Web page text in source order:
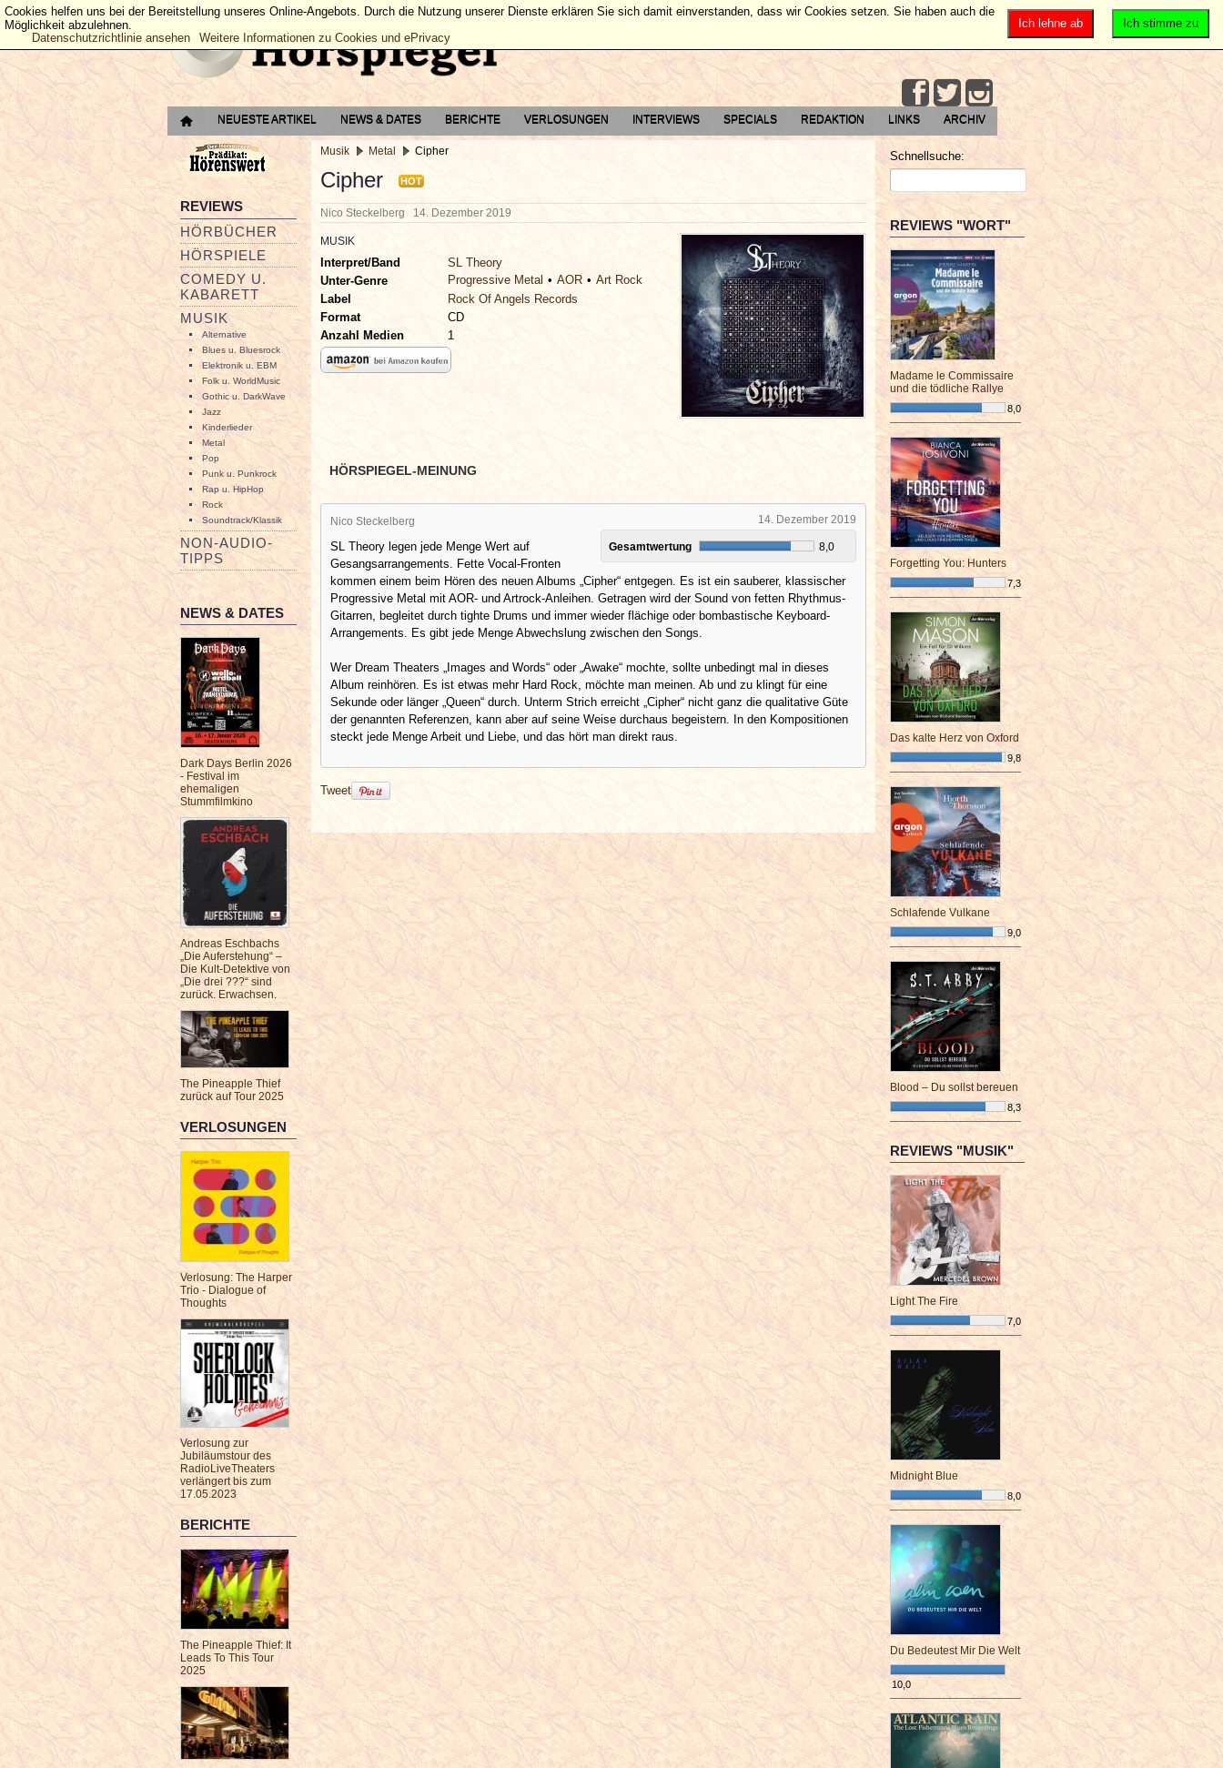
NEUESTE ARTIKEL NEWS & DATES BERICHTE VERLOSUNGEN INTERVIEWS SPECIALS REDAKTION LINKS ARCHIV
REVIEWS
HÖRBÜCHER
HÖRSPIELE
COMEDY U.
KABARETT
MUSIK
Alternative
Blues u. Bluesrock
Elektronik u. EBM
Folk u. WorldMusic
Gothic u. DarkWave
Jazz
Kinderlieder
Metal
Pop
Punk u. Punkrock
Rap u. HipHop
Rock
Soundtrack/Klassik
NON-AUDIO-
TIPPS
NEWS & DATES
Dark Days Berlin 2026
- Festival im
ehemaligen
Stummfilmkino
Andreas Eschbachs
„Die Auferstehung“ –
Die Kult-Detektive von
„Die drei ???“ sind
zurück. Erwachsen.
The Pineapple Thief
zurück auf Tour 2025
VERLOSUNGEN
Verlosung: The Harper
Trio - Dialogue of
Thoughts
Verlosung zur
Jubiläumstour des
RadioLiveTheaters
verlängert bis zum
17.05.2023
BERICHTE
The Pineapple Thief: It
Leads To This Tour
2025
Musik Metal Cipher
Cipher HOT
Nico Steckelberg 14. Dezember 2019
MUSIK
Interpret/Band
SL Theory
Unter-Genre
Progressive Metal AOR
Art Rock
Label
Rock Of Angels Records
Format
CD
Anzahl Medien
1
HÖRSPIEGEL-MEINUNG
14. Dezember 2019
Nico Steckelberg
Gesamtwertung 8,0
SL Theory legen jede Menge Wert auf
Gesangsarrangements. Fette Vocal-Fronten
kommen einem beim Hören des neuen Albums „Cipher“ entgegen. Es ist ein sauberer, klassischer
Progressive Metal mit AOR- und Artrock-Anleihen. Getragen wird der Sound von fetten Rhythmus-
Gitarren, begleitet durch tighte Drums und immer wieder flächige oder bombastische Keyboard-
Arrangements. Es gibt jede Menge Abwechslung zwischen den Songs.
Wer Dream Theaters „Images and Words“ oder „Awake“ mochte, sollte unbedingt mal in dieses
Album reinhören. Es ist etwas mehr Hard Rock, möchte man meinen. Ab und zu klingt für eine
Sekunde oder länger „Queen“ durch. Unterm Strich erreicht „Cipher“ nicht ganz die qualitative Güte
der genannten Referenzen, kann aber auf seine Weise durchaus begeistern. In den Kompositionen
steckt jede Menge Arbeit und Liebe, und das hört man direkt raus.
Tweet
Schnellsuche:
REVIEWS "WORT"
Madame le Commissaire
und die tödliche Rallye
8,0
¯¯¯¯¯¯¯¯¯¯¯¯¯¯¯¯¯¯¯¯¯¯¯¯
Forgetting You: Hunters
7,3
¯¯¯¯¯¯¯¯¯¯¯¯¯¯¯¯¯¯¯¯¯¯¯¯
Das kalte Herz von Oxford
9,8
¯¯¯¯¯¯¯¯¯¯¯¯¯¯¯¯¯¯¯¯¯¯¯¯
Schlafende Vulkane
9,0
¯¯¯¯¯¯¯¯¯¯¯¯¯¯¯¯¯¯¯¯¯¯¯¯
Blood – Du sollst bereuen
8,3
¯¯¯¯¯¯¯¯¯¯¯¯¯¯¯¯¯¯¯¯¯¯¯¯
REVIEWS "MUSIK"
Light The Fire
7,0
¯¯¯¯¯¯¯¯¯¯¯¯¯¯¯¯¯¯¯¯¯¯¯¯
Midnight Blue
8,0
¯¯¯¯¯¯¯¯¯¯¯¯¯¯¯¯¯¯¯¯¯¯¯¯
Du Bedeutest Mir Die Welt
10,0
¯¯¯¯¯¯¯¯¯¯¯¯¯¯¯¯¯¯¯¯¯¯¯¯
Ich stimme zu
Ich lehne ab
Cookies helfen uns bei der Bereitstellung unseres Online-Angebots. Durch die Nutzung unserer Dienste erklären Sie sich damit einverstanden, dass wir Cookies setzen. Sie haben auch die
Möglichkeit abzulehnen.
Datenschutzrichtlinie ansehen
Weitere Informationen zu Cookies und ePrivacy